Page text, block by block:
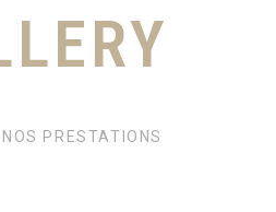
PRESTATIONS